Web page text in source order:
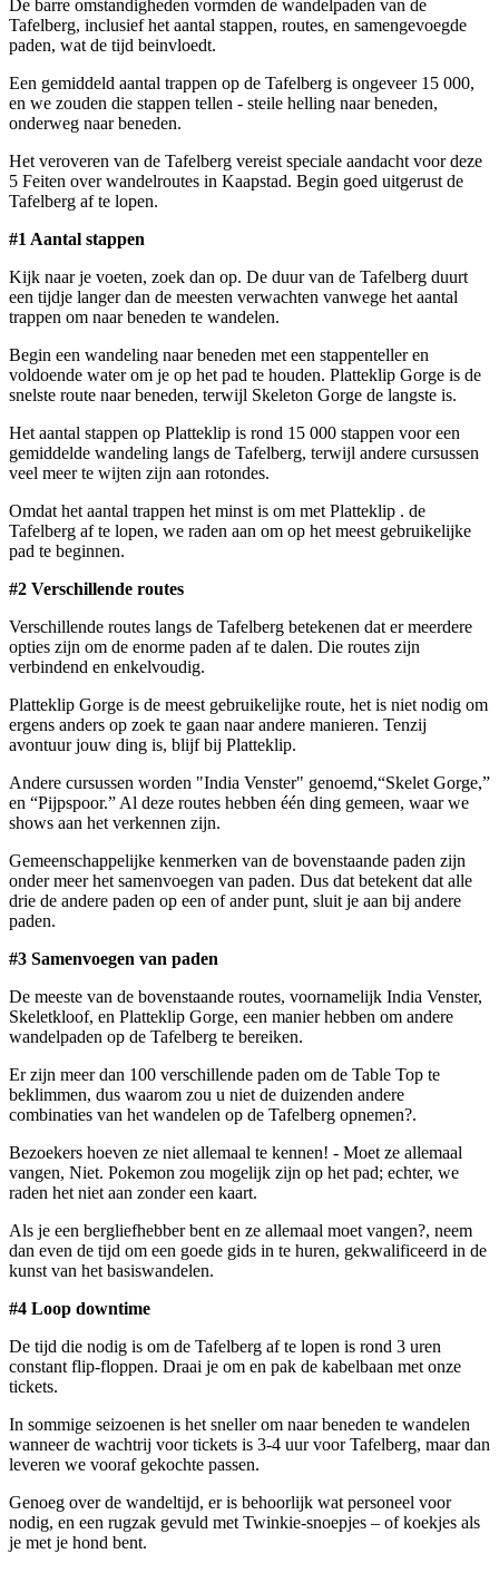
De barre omstandigheden vormden de wandelpaden van de
Tafelberg, inclusief het aantal stappen, routes, en samengevoegde
paden, wat de tijd beinvloedt.
Een gemiddeld aantal trappen op de Tafelberg is ongeveer 15 000,
en we zouden die stappen tellen - steile helling naar beneden,
onderweg naar beneden.
Het veroveren van de Tafelberg vereist speciale aandacht voor deze
5 Feiten over wandelroutes in Kaapstad. Begin goed uitgerust de
Tafelberg af te lopen.
#1 Aantal stappen
Kijk naar je voeten, zoek dan op. De duur van de Tafelberg duurt
een tijdje langer dan de meesten verwachten vanwege het aantal
trappen om naar beneden te wandelen.
Begin een wandeling naar beneden met een stappenteller en
voldoende water om je op het pad te houden. Platteklip Gorge is de
snelste route naar beneden, terwijl Skeleton Gorge de langste is.
Het aantal stappen op Platteklip is rond 15 000 stappen voor een
gemiddelde wandeling langs de Tafelberg, terwijl andere cursussen
veel meer te wijten zijn aan rotondes.
Omdat het aantal trappen het minst is om met Platteklip . de
Tafelberg af te lopen, we raden aan om op het meest gebruikelijke
pad te beginnen.
#2 Verschillende routes
Verschillende routes langs de Tafelberg betekenen dat er meerdere
opties zijn om de enorme paden af ​​te dalen. Die routes zijn
verbindend en enkelvoudig.
Platteklip Gorge is de meest gebruikelijke route, het is niet nodig om
ergens anders op zoek te gaan naar andere manieren. Tenzij
avontuur jouw ding is, blijf bij Platteklip.
Andere cursussen worden "India Venster" genoemd,“Skelet Gorge,”
en “Pijpspoor.” Al deze routes hebben één ding gemeen, waar we
shows aan het verkennen zijn.
Gemeenschappelijke kenmerken van de bovenstaande paden zijn
onder meer het samenvoegen van paden. Dus dat betekent dat alle
drie de andere paden op een of ander punt, sluit je aan bij andere
paden.
#3 Samenvoegen van paden
De meeste van de bovenstaande routes, voornamelijk India Venster,
Skeletkloof, en Platteklip Gorge, een manier hebben om andere
wandelpaden op de Tafelberg te bereiken.
Er zijn meer dan 100 verschillende paden om de Table Top te
beklimmen, dus waarom zou u niet de duizenden andere
combinaties van het wandelen op de Tafelberg opnemen?.
Bezoekers hoeven ze niet allemaal te kennen! - Moet ze allemaal
vangen, Niet. Pokemon zou mogelijk zijn op het pad; echter, we
raden het niet aan zonder een kaart.
Als je een bergliefhebber bent en ze allemaal moet vangen?, neem
dan even de tijd om een ​​goede gids in te huren, gekwalificeerd in de
kunst van het basiswandelen.
#4 Loop downtime
De tijd die nodig is om de Tafelberg af te lopen is rond 3 uren
constant flip-floppen. Draai je om en pak de kabelbaan met onze
tickets.
In sommige seizoenen is het sneller om naar beneden te wandelen
wanneer de wachtrij voor tickets is 3-4 uur voor Tafelberg, maar dan
leveren we vooraf gekochte passen.
Genoeg over de wandeltijd, er is behoorlijk wat personeel voor
nodig, en een rugzak gevuld met Twinkie-snoepjes – of koekjes als
je met je hond bent.